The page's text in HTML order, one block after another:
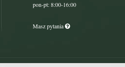
pon-pt: 8:00-16:00
Masz pytania